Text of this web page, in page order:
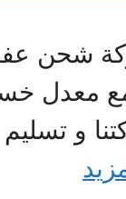
شحن
معدل
و